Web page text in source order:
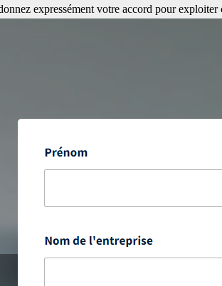
expressément votre accord pour exploiter